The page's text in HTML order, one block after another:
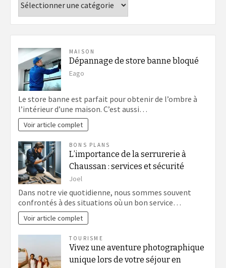
MAISON
Dépannage de store banne bloqué
Eago
Le store banne est parfait pour obtenir de l’ombre à
l’intérieur d’une maison. C’est aussi…
Voir article complet
BONS PLANS
L’importance de la serrurerie à
Chaussan : services et sécurité
Joel
Dans notre vie quotidienne, nous sommes souvent
confrontés à des situations où un bon service…
Voir article complet
TOURISME
Vivez une aventure photographique
unique lors de votre séjour en